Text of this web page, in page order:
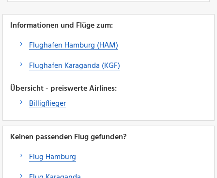
Informationen und Flüge zum:
Flughafen Hamburg (HAM)
Flughafen Karaganda (KGF)
Übersicht - preiswerte Airlines:
Billigflieger
Keinen passenden Flug gefunden?
Flug Hamburg